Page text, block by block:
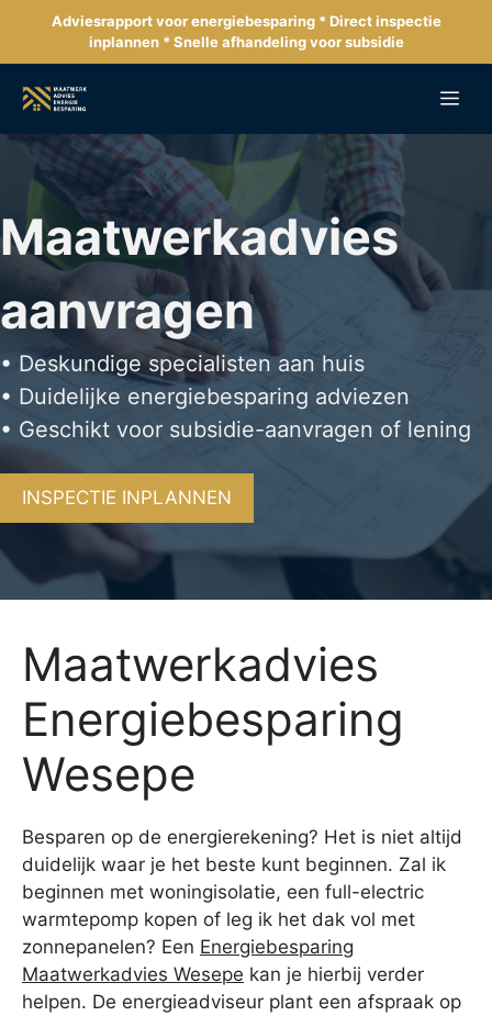
de
inhoud
Adviesrapport voor energiebesparing * Direct inspectie
inplannen * Snelle afhandeling voor subsidie
Maatwerkadvies
aanvragen
• Deskundige specialisten aan huis
• Duidelijke energiebesparing adviezen
• Geschikt voor subsidie-aanvragen of lening
INSPECTIE INPLANNEN
Maatwerkadvies
Energiebesparing
Wesepe
Besparen op de energierekening? Het is niet altijd
duidelijk waar je het beste kunt beginnen. Zal ik
beginnen met woningisolatie, een full-electric
warmtepomp kopen of leg ik het dak vol met
zonnepanelen? Een Energiebesparing
Maatwerkadvies Wesepe kan je hierbij verder
helpen. De energieadviseur plant een afspraak op